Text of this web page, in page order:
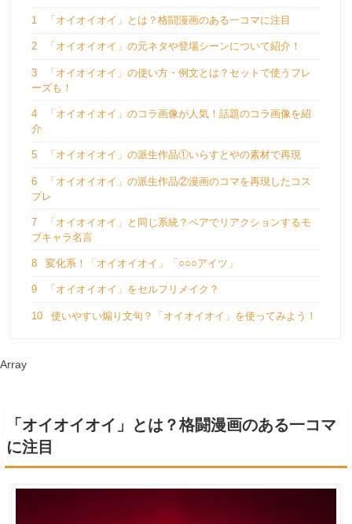
1 「オイオイオイ」とは？格闘漫画のある一コマに注目
2 「オイオイオイ」の元ネタや登場シーンについて紹介！
3
「オイオイオイ」の使い方・例文とは？セットで使うフレ
ーズも！
4
「オイオイオイ」のコラ画像が人気！話題のコラ画像を紹
介
5 「オイオイオイ」の派生作品①いらすとやの素材で再現
6
「オイオイオイ」の派生作品②漫画のコマを再現したコス
プレ
7
「オイオイオイ」と同じ系統？ペアでリアクションするモ
ブキャラ名言
8 変化系！「オイオイオイ」「○○○アイツ」
9 「オイオイオイ」をセルフリメイク？
10 使いやすい煽り文句？「オイオイオイ」を使ってみよう！
Array
「オイオイオイ」とは？格闘漫画のある一コマ
に注目